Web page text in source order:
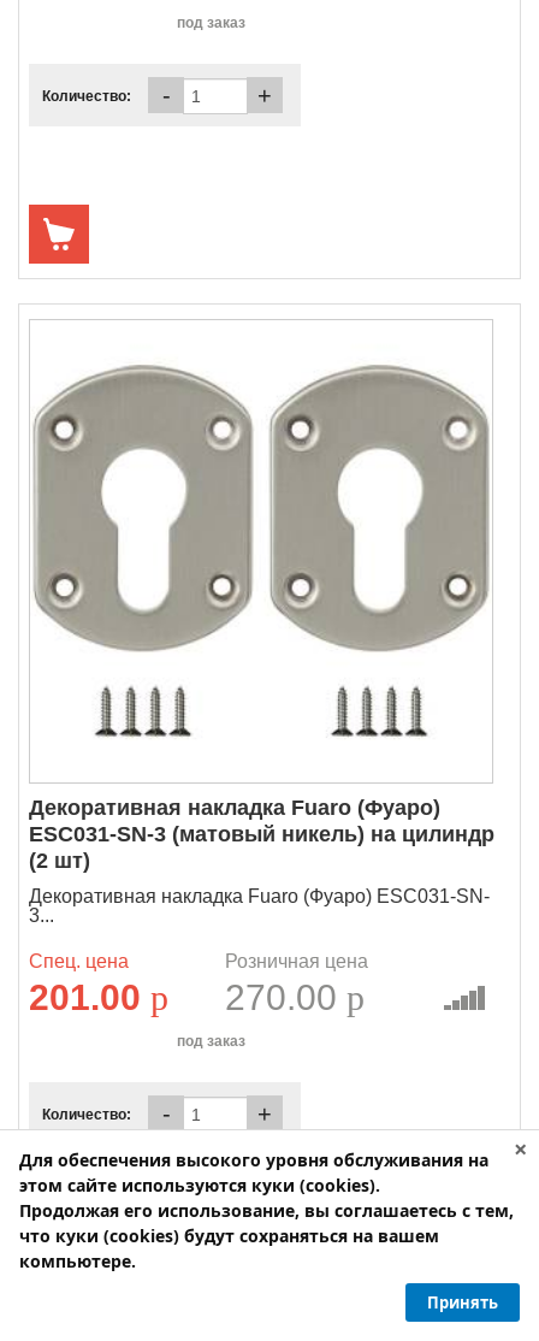
под заказ
Количество: - +
Декоративная накладка Fuaro (Фуаро)
ESC031-SN-3 (матовый никель) на цилиндр
(2 шт)
Декоративная накладка Fuaro (Фуаро) ESC031-SN-
3...
Спец. цена
201.00 p
Розничная цена
270.00 p
под заказ
Количество: - +
×
Для обеспечения высокого уровня обслуживания на
этом сайте используются куки (cookies).
Продолжая его использование, вы соглашаетесь с тем,
что куки (cookies) будут сохраняться на вашем
компьютере.
Принять